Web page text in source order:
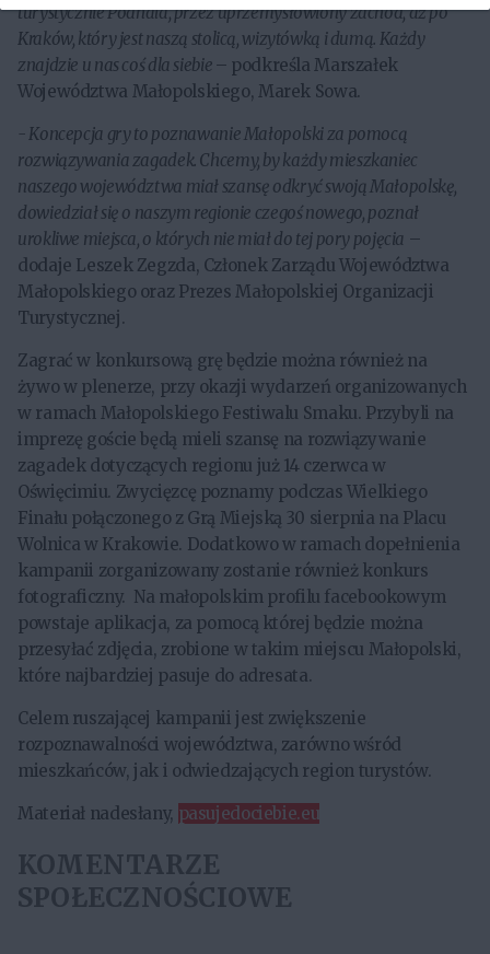
turystycznie Podhala, przez uprzemysłowiony zachód, aż po
Kraków, który jest naszą stolicą, wizytówką i dumą. Każdy
znajdzie u nas coś dla siebie – podkreśla Marszałek
Województwa Małopolskiego, Marek Sowa.
- Koncepcja gry to poznawanie Małopolski za pomocą
rozwiązywania zagadek. Chcemy, by każdy mieszkaniec
naszego województwa miał szansę odkryć swoją Małopolskę,
dowiedział się o naszym regionie czegoś nowego, poznał
urokliwe miejsca, o których nie miał do tej pory pojęcia –
dodaje Leszek Zegzda, Członek Zarządu Województwa
Małopolskiego oraz Prezes Małopolskiej Organizacji
Turystycznej.
Zagrać w konkursową grę będzie można również na
żywo w plenerze, przy okazji wydarzeń organizowanych
w ramach Małopolskiego Festiwalu Smaku. Przybyli na
imprezę goście będą mieli szansę na rozwiązywanie
zagadek dotyczących regionu już 14 czerwca w
Oświęcimiu. Zwycięzcę poznamy podczas Wielkiego
Finału połączonego z Grą Miejską 30 sierpnia na Placu
Wolnica w Krakowie. Dodatkowo w ramach dopełnienia
kampanii zorganizowany zostanie również konkurs
fotograficzny. Na małopolskim profilu facebookowym
powstaje aplikacja, za pomocą której będzie można
przesyłać zdjęcia, zrobione w takim miejscu Małopolski,
które najbardziej pasuje do adresata.
Celem ruszającej kampanii jest zwiększenie
rozpoznawalności województwa, zarówno wśród
mieszkańców, jak i odwiedzających region turystów.
Materiał nadesłany, pasujedociebie.eu
KOMENTARZE
SPOŁECZNOŚCIOWE